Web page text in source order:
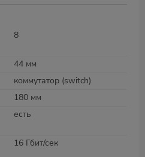
8
44 мм
коммутатор (switch)
180 мм
есть
16 Гбит/сек